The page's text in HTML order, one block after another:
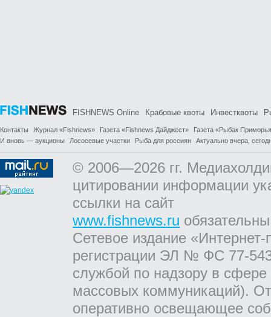
FISHNEWS Online Крабовые квоты Инвестквоты
Контакты Журнал «Fishnews» Газета «Fishnews Дайджест»
Газета «Рыбак
И вновь — аукционы
Лососевые участки Рыба для россиян Актуально вчера,
© 2006—2026 гг.
цитировании информации
ссылки на сайт
www.fishnews.ru
Сетевое издание
регистрации ЭЛ № ФС 77-
службой по надзору в
массовых коммуникаций).
оперативно освещающее